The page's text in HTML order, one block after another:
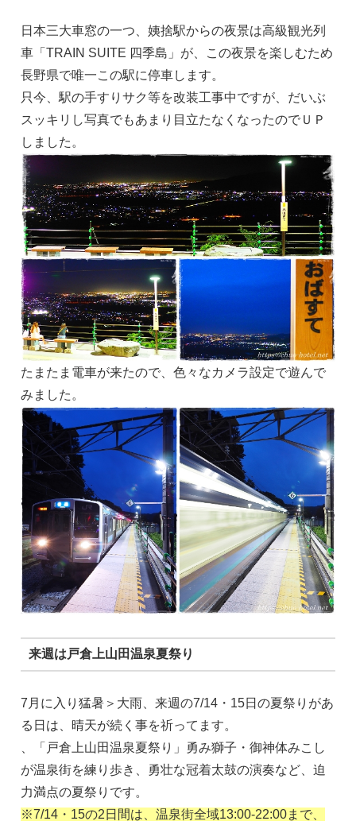
日本三大車窓の一つ、姨捨駅からの夜景は高級観光列
車「TRAIN SUITE 四季島」が、この夜景を楽しむため
長野県で唯一この駅に停車します。
只今、駅の手すりサク等を改装工事中ですが、だいぶ
スッキリし写真でもあまり目立たなくなったのでＵＰ
しました。
たまたま電車が来たので、色々なカメラ設定で遊んで
みました。
来週は戸倉上山田温泉夏祭り
7月に入り猛暑＞大雨、来週の7/14・15日の夏祭りがあ
る日は、晴天が続く事を祈ってます。
、「戸倉上山田温泉夏祭り」勇み獅子・御神体みこし
が温泉街を練り歩き、勇壮な冠着太鼓の演奏など、迫
力満点の夏祭りです。
※7/14・15の2日間は、温泉街全域13:00-22:00まで、